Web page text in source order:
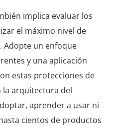
implica evaluar los
el máximo nivel de
Adopte un enfoque
y una aplicación
estas protecciones de
arquitectura del
aprender a usar ni
cientos de productos